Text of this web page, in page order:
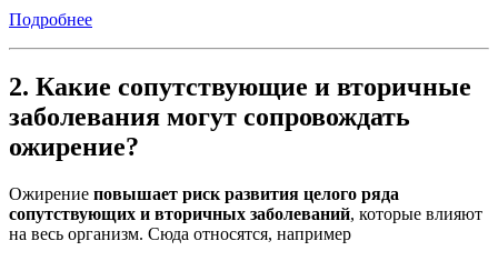
Подробнее
2. Какие сопутствующие и вторичные
заболевания могут сопровождать
ожирение?
Ожирение повышает риск развития целого ряда
сопутствующих и вторичных заболеваний, которые влияют
на весь организм. Сюда относятся, например